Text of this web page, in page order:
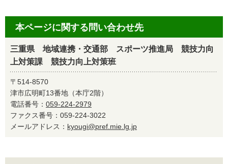
本ページに関する問い合わせ先
三重県 地域連携・交通部 スポーツ推進局 競技力向
上対策課 競技力向上対策班
〒514-8570
津市広明町13番地（本庁2階）
電話番号： 059-224-2979
ファクス番号：059-224-3022
メールアドレス： kyougi@pref.mie.lg.jp